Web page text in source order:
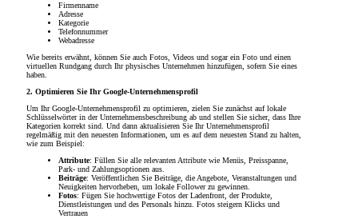
Firmenname
Adresse
Kategorie
Telefonnummer
Webadresse
Wie bereits erwähnt, können Sie auch Fotos, Videos und sogar ein Foto und einen
virtuellen Rundgang durch Ihr physisches Unternehmen hinzufügen, sofern Sie eines
haben.
2. Optimieren Sie Ihr Google-Unternehmensprofil
Um Ihr Google-Unternehmensprofil zu optimieren, zielen Sie zunächst auf lokale
Schlüsselwörter in der Unternehmensbeschreibung ab und stellen Sie sicher, dass Ihre
Kategorien korrekt sind. Und dann aktualisieren Sie Ihr Unternehmensprofil
regelmäßig mit den neuesten Informationen, um es auf dem neuesten Stand zu halten,
wie zum Beispiel:
Attribute: Füllen Sie alle relevanten Attribute wie Menüs, Preisspanne,
Park- und Zahlungsoptionen aus.
Beiträge: Veröffentlichen Sie Beiträge, die Angebote, Veranstaltungen und
Neuigkeiten hervorheben, um lokale Follower zu gewinnen.
Fotos: Fügen Sie hochwertige Fotos der Ladenfront, der Produkte,
Dienstleistungen und des Personals hinzu. Fotos steigern Klicks und
Vertrauen